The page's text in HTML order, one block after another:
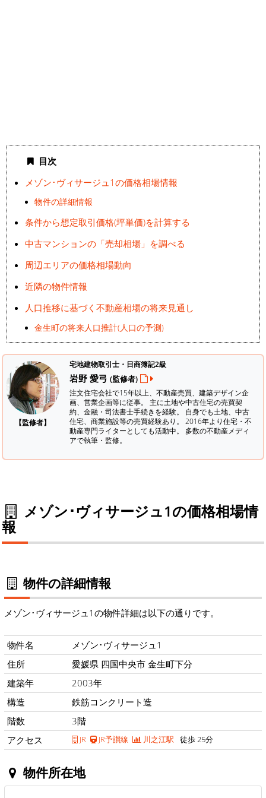
目次
メゾン･ヴィサージュ1の価格相場情報
物件の詳細情報
条件から想定取引価格(坪単価)を計算する
中古マンションの「売却相場」を調べる
周辺エリアの価格相場動向
近隣の物件情報
人口推移に基づく不動産相場の将来見通し
金生町の将来人口推計(人口の予測)
【監修者】
宅地建物取引士・日商簿記2級
岩野 愛弓 (監修者)
注文住宅会社で15年以上、不動産売買、建築デザイン企
画、営業企画等に従事。 主に土地や中古住宅の売買契
約、金融・司法書士手続きを経験。 自身でも土地、中古
住宅、商業施設等の売買経験あり。 2016年より住宅・不
動産専門ライターとしても活動中。 多数の不動産メディ
アで執筆・監修。
メゾン･ヴィサージュ1の価格相場情
報
物件の詳細情報
メゾン･ヴィサージュ1の物件詳細は以下の通りです。
物件名
メゾン･ヴィサージュ1
住所
愛媛県 四国中央市 金生町下分
建築年
2003年
構造
鉄筋コンクリート造
階数
3階
アクセス
JR JR予讃線 川之江駅 徒歩 25分
物件所在地